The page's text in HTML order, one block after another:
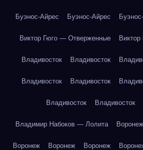
Буэнос-Айрес Буэнос-Айрес
Виктор Гюго — Отверженные
Владивосток Владивосток
Владивосток Владивосток
Владивосток Владивосток
Владимир Набоков — Лолита Воронеж
Воронеж Воронеж Воронеж